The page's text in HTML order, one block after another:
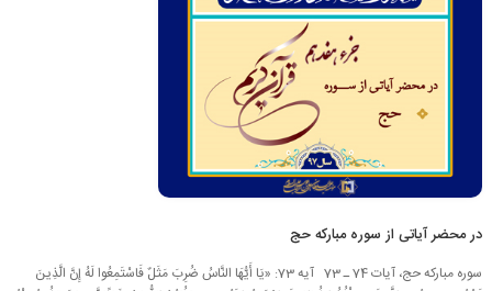
در محضر آیاتی از سوره مبارکه حج
سوره مبارکه حج، آیات 74 ـ 73 آیه 73: «يَا أَيُّهَا النَّاسُ ضُرِبَ مَثَلٌ فَاسْتَمِعُوا لَهُ إِنَّ الَّذِينَ